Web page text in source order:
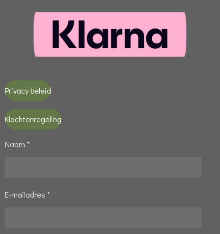
Privacy beleid
Klachtenregeling
Naam *
E-mailadres *